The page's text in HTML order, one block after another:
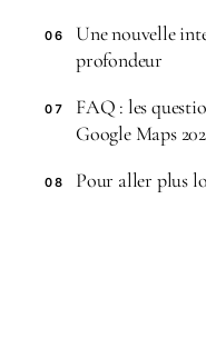
06
Une nouvelle
profondeur
07
FAQ : les
Google Maps
08 Pour aller plus